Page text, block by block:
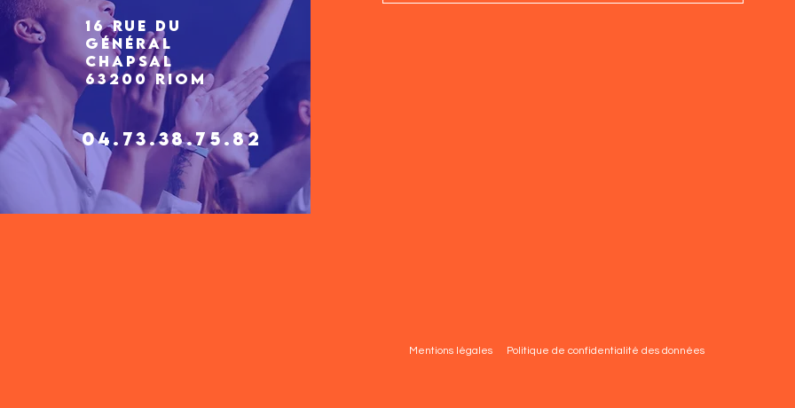
16 Rue du
Général
Chapsal
63200 RIOM
04.73.38.75.82
Mentions légales Politique de confidentialité des données